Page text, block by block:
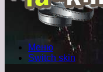
Меню
Switch skin